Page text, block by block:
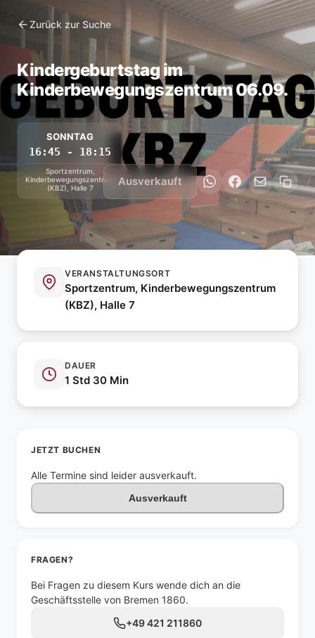
Zurück zur Suche
Kindergeburtstag im
Kinderbewegungszentrum 06.09.
SONNTAG
16:45 - 18:15
Sportzentrum,
Kinderbewegungszentrum
(KBZ), Halle 7
Ausverkauft
VERANSTALTUNGSORT
Sportzentrum, Kinderbewegungszentrum
(KBZ), Halle 7
DAUER
1 Std 30 Min
JETZT BUCHEN
Alle Termine sind leider ausverkauft.
Ausverkauft
FRAGEN?
Bei Fragen zu diesem Kurs wende dich an die
Geschäftsstelle von Bremen 1860.
+49 421 211860